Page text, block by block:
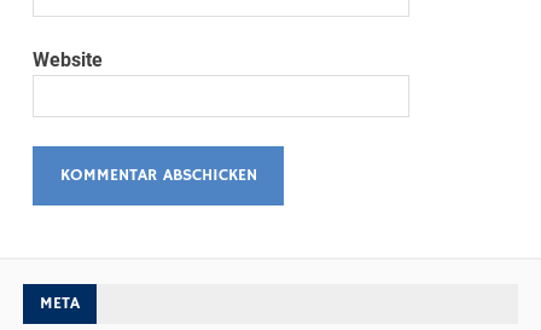
Website
META